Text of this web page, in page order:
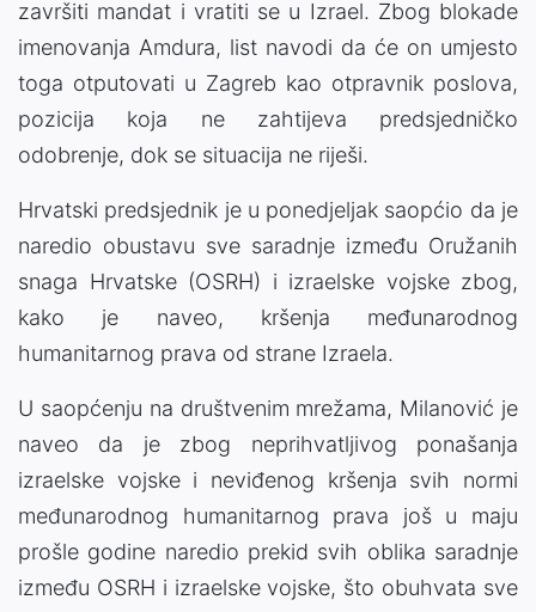
završiti mandat i vratiti se u Izrael. Zbog blokade
imenovanja Amdura, list navodi da će on umjesto
toga otputovati u Zagreb kao otpravnik poslova,
pozicija koja ne zahtijeva predsjedničko
odobrenje, dok se situacija ne riješi.
Hrvatski predsjednik je u ponedjeljak saopćio da je
naredio obustavu sve saradnje između Oružanih
snaga Hrvatske (OSRH) i izraelske vojske zbog,
kako je naveo, kršenja međunarodnog
humanitarnog prava od strane Izraela.
U saopćenju na društvenim mrežama, Milanović je
naveo da je zbog neprihvatljivog ponašanja
izraelske vojske i neviđenog kršenja svih normi
međunarodnog humanitarnog prava još u maju
prošle godine naredio prekid svih oblika saradnje
između OSRH i izraelske vojske, što obuhvata sve